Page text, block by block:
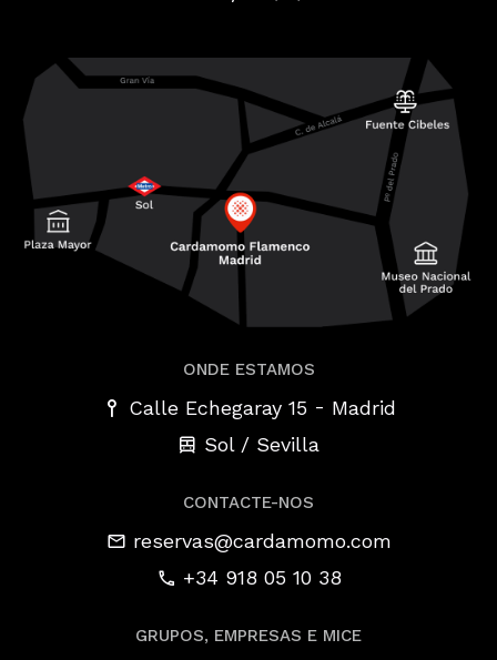
ONDE ESTAMOS
Calle Echegaray 15 - Madrid
Sol / Sevilla
CONTACTE-NOS
reservas@cardamomo.com
+34 918 05 10 38
GRUPOS, EMPRESAS E MICE